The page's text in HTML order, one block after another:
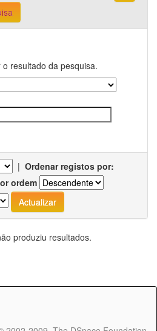
resultado da pesquisa.
| Ordenar registos por:
ordem
produziu resultados.